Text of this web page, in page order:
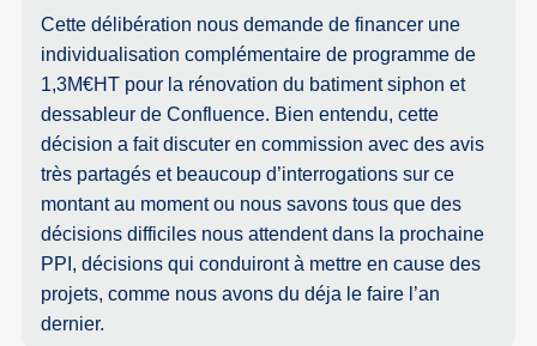
Cette délibération nous demande de financer une
individualisation complémentaire de programme de
1,3M€HT pour la rénovation du batiment siphon et
dessableur de Confluence. Bien entendu, cette
décision a fait discuter en commission avec des avis
très partagés et beaucoup d’interrogations sur ce
montant au moment ou nous savons tous que des
décisions difficiles nous attendent dans la prochaine
PPI, décisions qui conduiront à mettre en cause des
projets, comme nous avons du déja le faire l’an
dernier.